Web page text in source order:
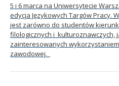
5 i 6 marca na Uniwersytecie
edycja Językowych Targów Pracy.
jest zarówno do studentów
filologicznych i kulturoznawczych,
zainteresowanych
zawodowej.